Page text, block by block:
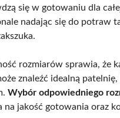
się w gotowaniu dla
nadając się do potraw
rozmiarów sprawia, że
znaleźć idealną
Wybór odpowiedniego
na jakość gotowania oraz